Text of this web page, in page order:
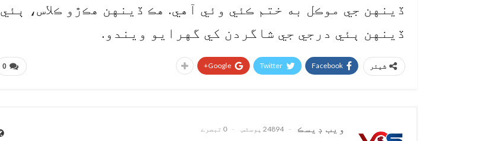
ڏينهن جي موڪل به ختم ڪئي وئي آهي. هڪ ڏينهن هڪڙو ڪلاس، ٻئي
ڏينهن ٻئي درجي جي شاگردن کي گهرايو ويندو.
0 شیئر Facebook
Twitter
Google+
ويب ڊيسڪ 24894 پوسٹس 0 تبصرے